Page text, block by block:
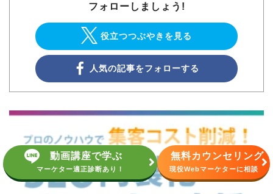
フォローしましょう!
役立つつぶやきを見る
人気の記事をフォローする
動画講座で学ぶ
マーケター適正診断あり！
無料カウンセリング
現役Webマーケターに相談